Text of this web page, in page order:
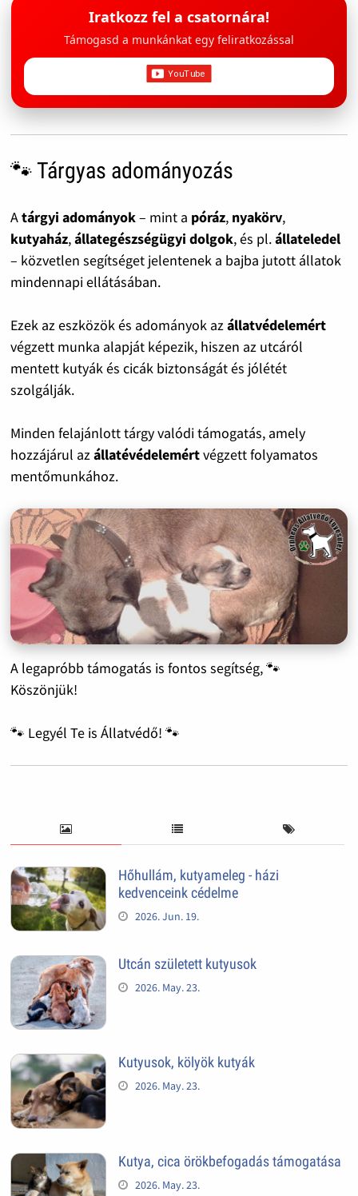
Iratkozz fel a csatornára!
Támogasd a munkánkat egy feliratkozással
🐾 Tárgyas adományozás
Atárgyi adományok– mint a póráz, nyakörv,
kutyaház,állategészségügyi dolgok, és pl.állateledel
– közvetlen segítséget jelentenek a bajba jutott állatok
mindennapi ellátásában.
Ezek az eszközök és adományok az állatvédelemért
végzett munka alapját képezik, hiszen az utcáról
mentett kutyák és cicák biztonságát és jólétét
szolgálják.
Minden felajánlott tárgy valódi támogatás, amely
hozzájárul az állatévédelemértvégzett folyamatos
mentőmunkához.
A legapróbb támogatás is fontos segítség, 🐾
Köszönjük!
🐾 Legyél Te is Állatvédő! 🐾
Hőhullám, kutyameleg - házi
kedvenceink cédelme
2026. Jun. 19.
Utcán született kutyusok
2026. May. 23.
Kutyusok, kölyök kutyák
2026. May. 23.
Kutya, cica örökbefogadás támogatása
2026. May. 23.